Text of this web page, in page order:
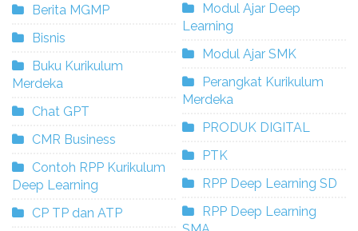
Berita MGMP
Bisnis
Buku Kurikulum
Merdeka
Chat GPT
CMR Business
Contoh RPP Kurikulum
Deep Learning
CP TP dan ATP
Modul Ajar Deep
Learning
Modul Ajar SMK
Perangkat Kurikulum
Merdeka
PRODUK DIGITAL
PTK
RPP Deep Learning SD
RPP Deep Learning